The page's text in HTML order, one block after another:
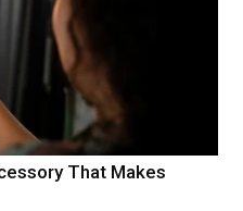
That Makes